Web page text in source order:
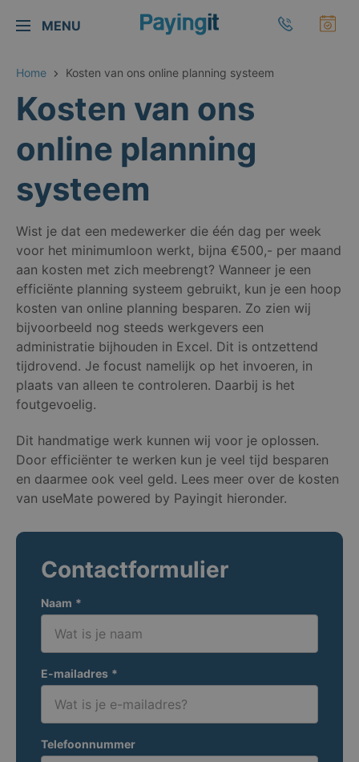
MENU Logo Payingit Bel
Home Kosten van ons online planning systeem
Kosten van ons
online planning
systeem
Wist je dat een medewerker die één dag per week
voor het minimumloon werkt, bijna €500,- per maand
aan kosten met zich meebrengt? Wanneer je een
efficiënte planning systeem gebruikt, kun je een hoop
kosten van online planning besparen. Zo zien wij
bijvoorbeeld nog steeds werkgevers een
administratie bijhouden in Excel. Dit is ontzettend
tijdrovend. Je focust namelijk op het invoeren, in
plaats van alleen te controleren. Daarbij is het
foutgevoelig.
Dit handmatige werk kunnen wij voor je oplossen.
Door efficiënter te werken kun je veel tijd besparen
en daarmee ook veel geld. Lees meer over de kosten
van useMate powered by Payingit hieronder.
Contactformulier
Naam *
E-mailadres *
Telefoonnummer